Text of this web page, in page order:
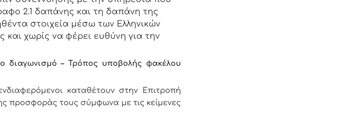
2.1 δαπάνης και τη δαπάνη της
στοιχεία μέσω των Ελληνικών
και χωρίς να φέρει ευθύνη για την
– Τρόπος υποβολής φακέλου
καταθέτουν στην Επιτροπή
προσφοράς τους σύμφωνα με τις κείμενες